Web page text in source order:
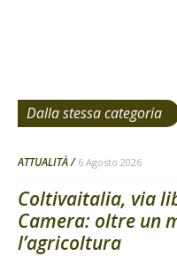
Dalla stessa categoria
ATTUALITÀ 6 Agosto 2026
Coltivaitalia, via
Camera: oltre un
l’agricoltura